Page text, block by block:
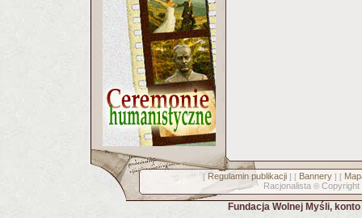
[ Regulamin publikacji] [ Bannery] [
Racjonalista © Copyright
Fundacja Wolnej Myśli,